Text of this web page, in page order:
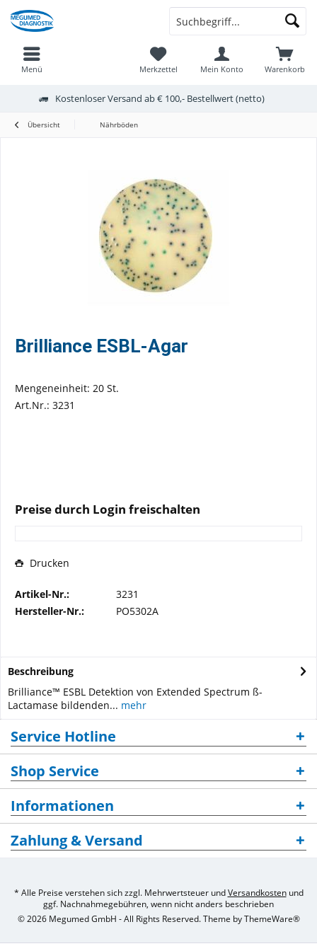
Kostenloser Versand ab € 100,- Bestellwert (netto)
Warenkorb
Merkzettel Mein Konto
Menü
Übersicht Nährböden
Brilliance ESBL-Agar
Mengeneinheit: 20 St.
Art.Nr.: 3231
Preise durch Login freischalten
Drucken
Artikel-Nr.:
3231
Hersteller-Nr.:
PO5302A
Beschreibung
Brilliance™ ESBL Detektion von Extended Spectrum ß-
Lactamase bildenden... mehr
Service Hotline
Shop Service
Informationen
Zahlung & Versand
* Alle Preise verstehen sich zzgl. Mehrwertsteuer undVersandkostenund
ggf. Nachnahmegebühren, wenn nicht anders beschrieben
© 2026 Megumed GmbH - All Rights Reserved. Theme byThemeWare®